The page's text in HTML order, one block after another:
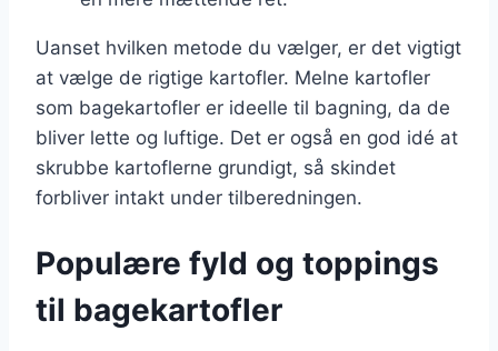
Uanset hvilken metode du vælger, er det vigtigt
at vælge de rigtige kartofler. Melne kartofler
som bagekartofler er ideelle til bagning, da de
bliver lette og luftige. Det er også en god idé at
skrubbe kartoflerne grundigt, så skindet
forbliver intakt under tilberedningen.
Populære fyld og toppings
til bagekartofler